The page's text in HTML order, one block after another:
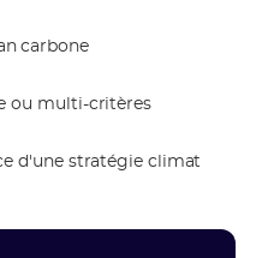
carbone
ou multi-critères
d'une stratégie climat